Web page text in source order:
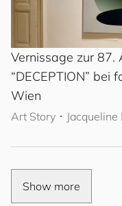
Vernissage zur 87.
“DECEPTION” bei
Wien
Art Story ･
Show more